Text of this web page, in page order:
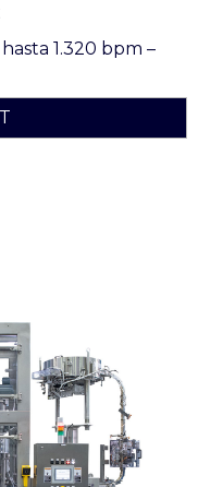
hasta 1.320 bpm –